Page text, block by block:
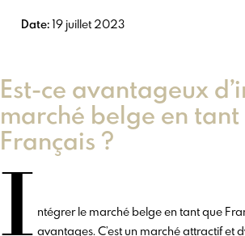
Date: 19 juillet 2023
Est-ce avantageux
marché belge en tant
Français ?
I ntégrer le marché belge en tant que
avantages. C’est un marché attractif et